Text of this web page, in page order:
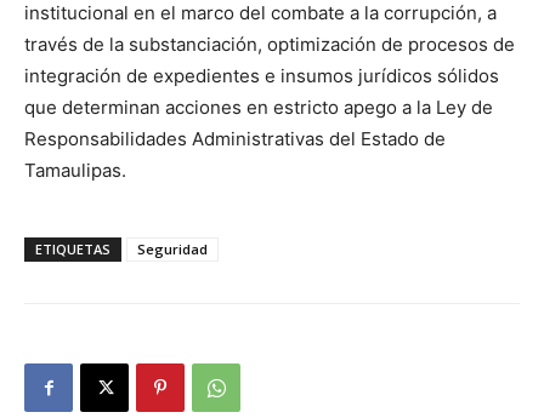
institucional en el marco del combate a la corrupción, a
través de la substanciación, optimización de procesos de
integración de expedientes e insumos jurídicos sólidos
que determinan acciones en estricto apego a la Ley de
Responsabilidades Administrativas del Estado de
Tamaulipas.
ETIQUETAS Seguridad